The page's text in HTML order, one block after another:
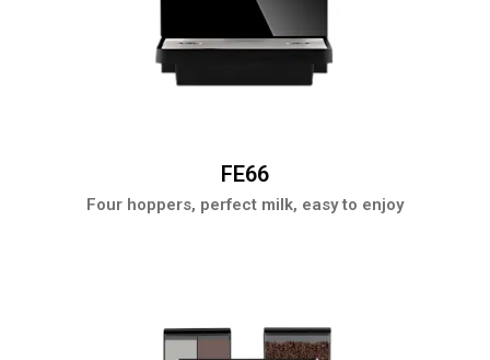
FE66
Four hoppers, perfect milk, easy to enjoy